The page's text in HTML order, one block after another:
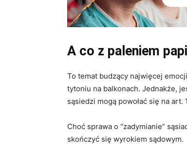
A co z paleniem
To temat budzący najwięcej
tytoniu na balkonach. Jednakże,
sąsiedzi mogą powołać się na
Choć sprawa o “zadymianie”
skończyć się wyrokiem sądowym.